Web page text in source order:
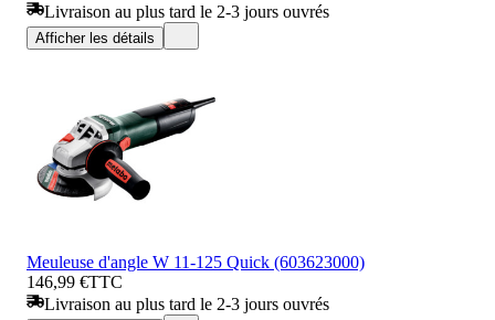
Livraison au plus tard le 2-3 jours ouvrés
Afficher les détails
Meuleuse d'angle W 11-125 Quick (603623000)
146,99 €TTC
Livraison au plus tard le 2-3 jours ouvrés